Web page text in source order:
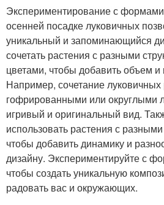
Экспериментирование с формами
осенней посадке луковичных
уникальный и запоминающийся
сочетать растения с разными
цветами, чтобы добавить объем и
Например, сочетание луковичных
гофрированными или округлыми
игривый и оригинальный вид.
использовать растения с
чтобы добавить динамику и
дизайну. Экспериментируйте с
чтобы создать уникальную
радовать вас и окружающих.